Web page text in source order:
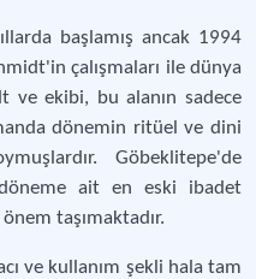
başlamış ancak 1994
çalışmaları ile dünya
ve ekibi, bu alanın sadece
dönemin ritüel ve dini
Göbeklitepe'de
döneme ait en eski ibadet
taşımaktadır.
ve kullanım şekli hala tam